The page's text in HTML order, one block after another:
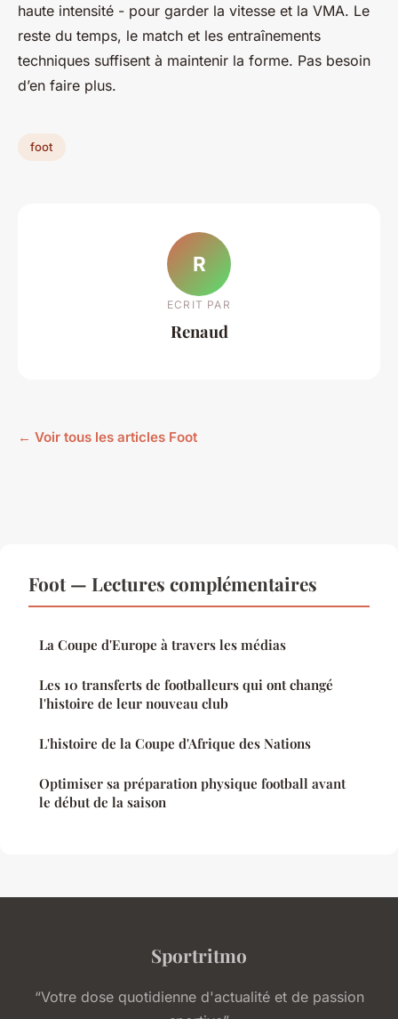
haute intensité - pour garder la vitesse et la VMA. Le
reste du temps, le match et les entraînements
techniques suffisent à maintenir la forme. Pas besoin
d’en faire plus.
foot
R
ECRIT PAR
Renaud
← Voir tous les articles Foot
Foot — Lectures complémentaires
La Coupe d'Europe à travers les médias
Les 10 transferts de footballeurs qui ont changé
l'histoire de leur nouveau club
L'histoire de la Coupe d'Afrique des Nations
Optimiser sa préparation physique football avant
le début de la saison
Sportritmo
“Votre dose quotidienne d'actualité et de passion